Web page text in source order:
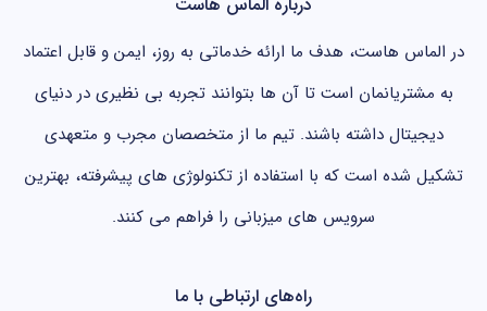
در الماس هاست، هدف ما ارائه خدماتی به روز، ایمن و قابل اعتماد
به مشتریانمان است تا آن ها بتوانند تجربه بی نظیری در دنیای
دیجیتال داشته باشند. تیم ما از متخصصان مجرب و متعهدی
تشکیل شده است که با استفاده از تکنولوژی های پیشرفته، بهترین
سرویس های میزبانی را فراهم می کنند.
راه‌های ارتباطی با ما